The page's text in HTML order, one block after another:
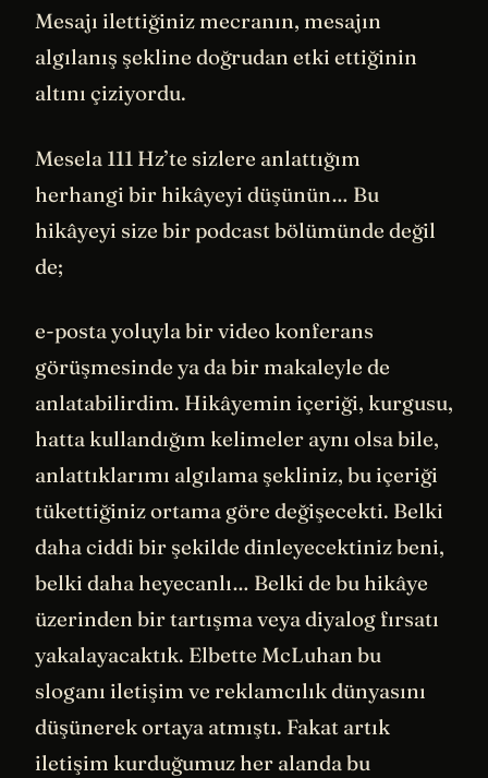
Mesajı ilettiğiniz mecranın, mesajın
algılanış şekline doğrudan etki ettiğinin
altını çiziyordu.
Mesela 111 Hz’te sizlere anlattığım
herhangi bir hikâyeyi düşünün… Bu
hikâyeyi size bir podcast bölümünde değil
de;
e-posta yoluyla bir video konferans
görüşmesinde ya da bir makaleyle de
anlatabilirdim. Hikâyemin içeriği, kurgusu,
hatta kullandığım kelimeler aynı olsa bile,
anlattıklarımı algılama şekliniz, bu içeriği
tükettiğiniz ortama göre değişecekti. Belki
daha ciddi bir şekilde dinleyecektiniz beni,
belki daha heyecanlı… Belki de bu hikâye
üzerinden bir tartışma veya diyalog fırsatı
yakalayacaktık. Elbette McLuhan bu
sloganı iletişim ve reklamcılık dünyasını
düşünerek ortaya atmıştı. Fakat artık
iletişim kurduğumuz her alanda bu